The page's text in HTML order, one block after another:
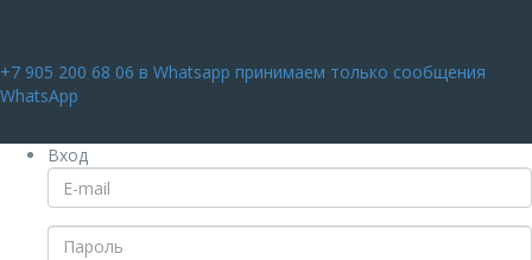
+7 905 200 68 06 в Whatsapp принимаем только сообщения
WhatsApp
Вход